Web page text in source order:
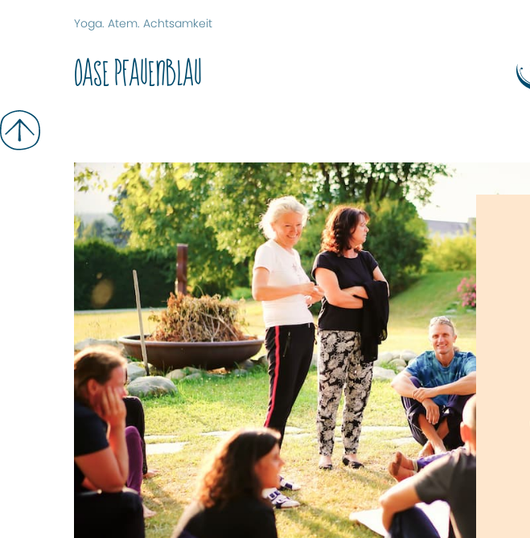
Yoga. Atem. Achtsamkeit
Oase Pfauenblau